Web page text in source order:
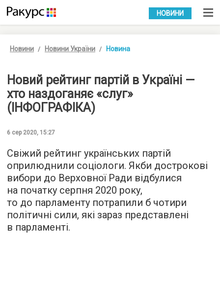
УКР РУС
НОВИНИ
Новини Новини України Новина
Новий рейтинг партій в Україні —
хто наздоганяє «слуг»
(ІНФОГРАФІКА)
6 сер 2020, 15:27
Свіжий рейтинг українських партій
оприлюднили соціологи. Якби дострокові
вибори до Верховної Ради відбулися
на початку серпня 2020 року,
то до парламенту потрапили б чотири
політичні сили, які зараз представлені
в парламенті.